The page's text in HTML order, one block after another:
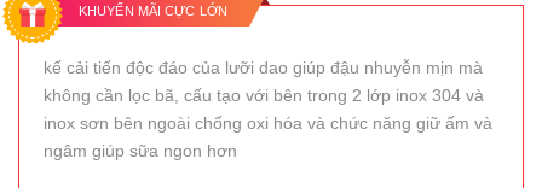
KHUYẾN MÃI CỰC LỚN
kế cải tiến độc đáo của lưỡi dao giúp đậu nhuyễn mịn mà
không cần lọc bã, cấu tạo với bên trong 2 lớp inox 304 và
inox sơn bên ngoài chống oxi hóa và chức năng giữ ấm và
ngâm giúp sữa ngon hơn